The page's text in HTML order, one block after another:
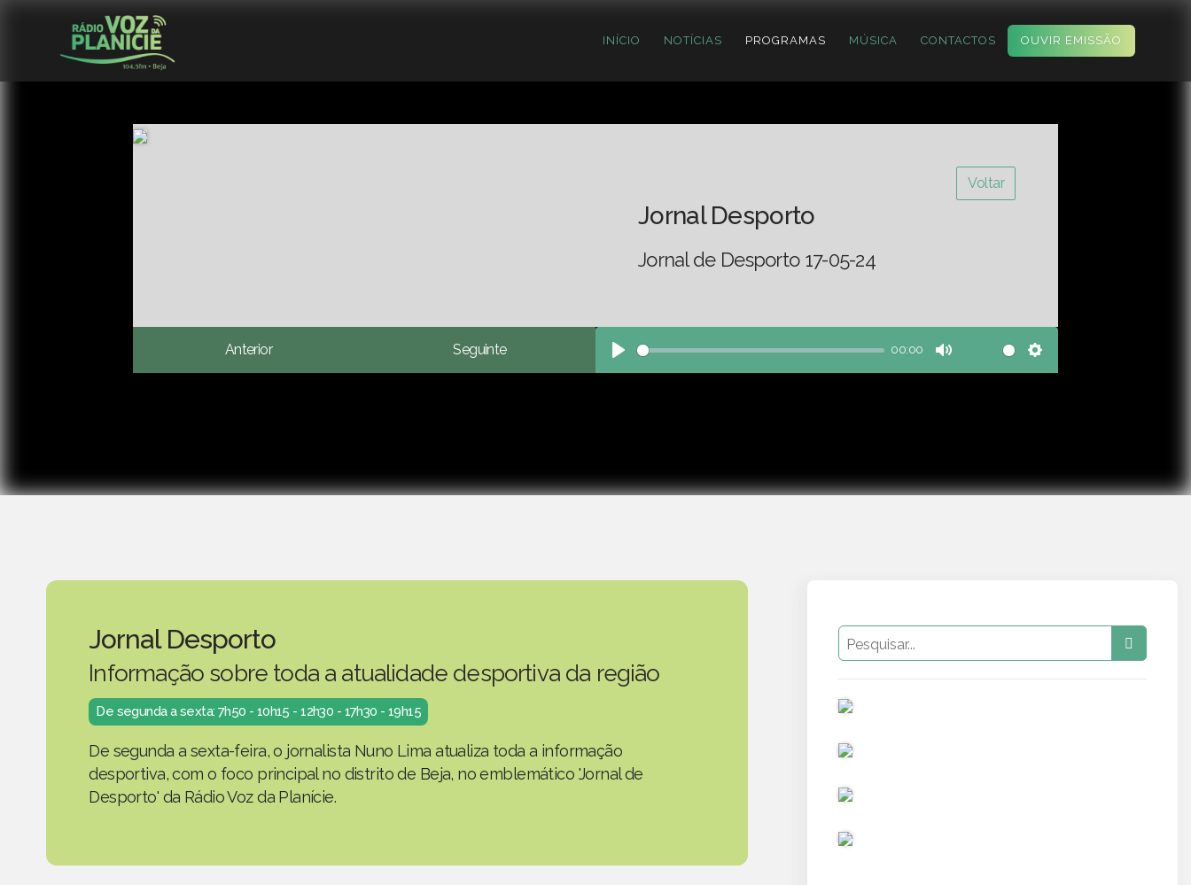
INÍCIO NOTÍCIAS PROGRAMAS MÚSICA CONTACTOS OUVIR EMISSÃO
Voltar
Jornal Desporto
Jornal de Desporto 17-05-24
Anterior Seguinte
Play
00:00
Mute Settings
Jornal Desporto
Informação sobre toda a atualidade desportiva da região
De segunda a sexta: 7h50 - 10h15 - 12h30 - 17h30 - 19h15
De segunda a sexta-feira, o jornalista Nuno Lima atualiza toda a informação
desportiva, com o foco principal no distrito de Beja, no emblemático 'Jornal de
Desporto' da Rádio Voz da Planície.